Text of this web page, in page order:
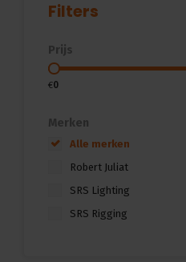
Filters
Prijs
€0
Merken
Alle merken
Robert Juliat
SRS Lighting
SRS Rigging